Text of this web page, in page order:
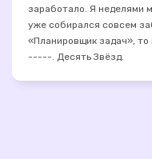
заработало. Я неделями
уже собирался совсем
«Планировщик задач»,
-----. Десять Звёзд.